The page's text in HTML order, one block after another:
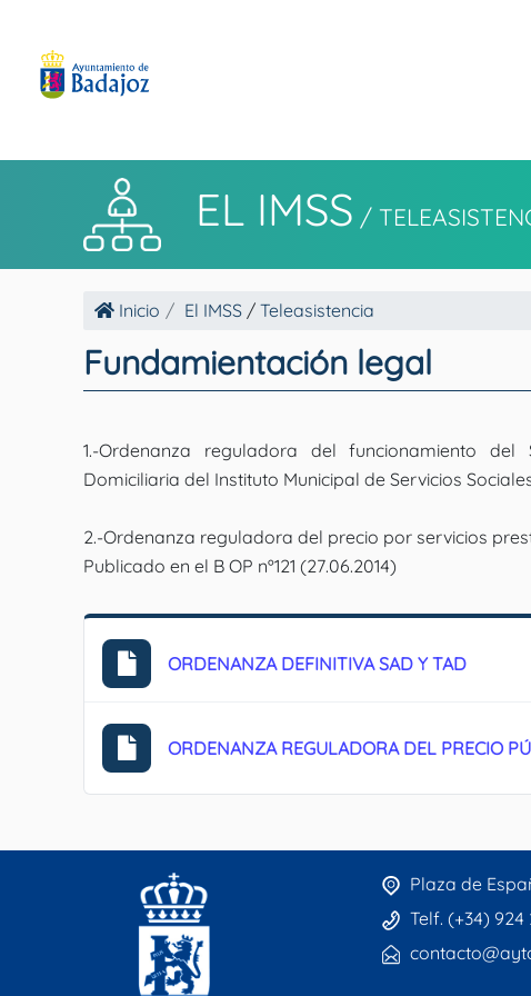
EL IMSS /
Inicio El IMSS / Teleasistencia
Fundamientación legal
1.-Ordenanza reguladora del funcionamiento
Domiciliaria del Instituto Municipal de Servicios
2.-Ordenanza reguladora del precio por servicios
Publicado en el B OP nº121 (27.06.2014)
ORDENANZA DEFINITIVA SAD Y TAD
ORDENANZA REGULADORA DEL PRECIO
Plaza de
Telf. (+34) 924